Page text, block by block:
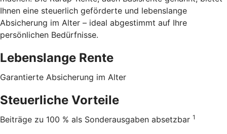
Ihnen eine steuerlich geförderte und lebenslange
Absicherung im Alter – ideal abgestimmt auf Ihre
persönlichen Bedürfnisse.
Lebenslange Rente
Garantierte Absicherung im Alter
Steuerliche Vorteile
Beiträge zu 100 % als Sonderausgaben absetzbar 1